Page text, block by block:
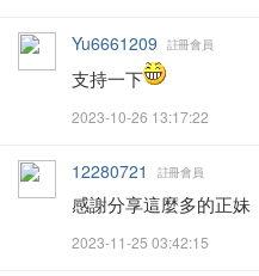
Yu6661209 註冊會員
支持一下
2023-10-26 13:17:22
12280721 註冊會員
感謝分享這麼多的正妹
2023-11-25 03:42:15